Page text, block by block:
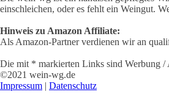
einschleichen, oder es fehlt ein Weingut.
Hinweis zu Amazon Affiliate:
Als Amazon-Partner verdienen wir an
Die mit * markierten Links sind Werbung
©2021 wein-wg.de
Impressum | Datenschutz